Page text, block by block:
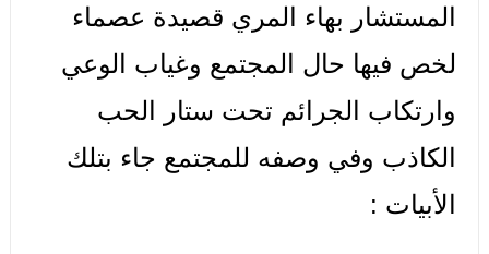
المستشار بهاء المري قصيدة عصماء
لخص فيها حال المجتمع وغياب الوعي
وارتكاب الجرائم تحت ستار الحب
الكاذب وفي وصفه للمجتمع جاء بتلك
الأبيات :